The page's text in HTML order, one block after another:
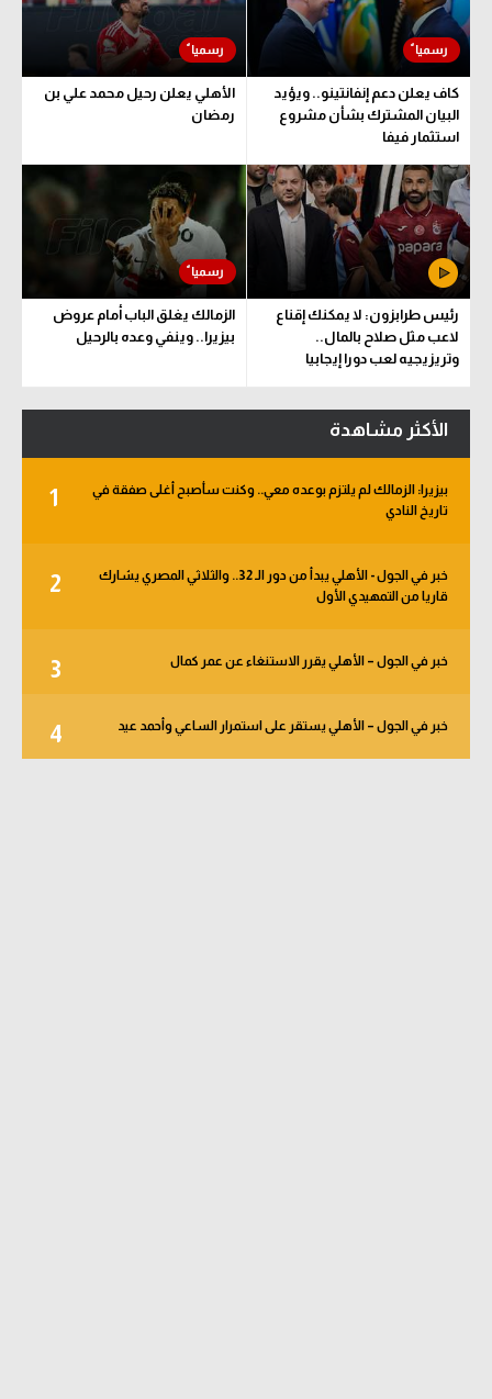
كاف يعلن دعم إنفانتينو.. ويؤيد
البيان المشترك بشأن مشروع
استثمار فيفا
الأهلي يعلن رحيل محمد علي بن
رمضان
رئيس طرابزون: لا يمكنك إقناع
لاعب مثل صلاح بالمال..
وتريزيجيه لعب دورا إيجابيا
الزمالك يغلق الباب أمام عروض
بيزيرا.. وينفي وعده بالرحيل
الأكثر مشاهدة
1
بيزيرا: الزمالك لم يلتزم بوعده معي.. وكنت سأصبح أغلى صفقة في
تاريخ النادي
2
خبر في الجول - الأهلي يبدأ من دور الـ 32.. والثلاثي المصري يشارك
قاريا من التمهيدي الأول
3 خبر في الجول – الأهلي يقرر الاستنغاء عن عمر كمال
4 خبر في الجول – الأهلي يستقر على استمرار الساعي وأحمد عيد